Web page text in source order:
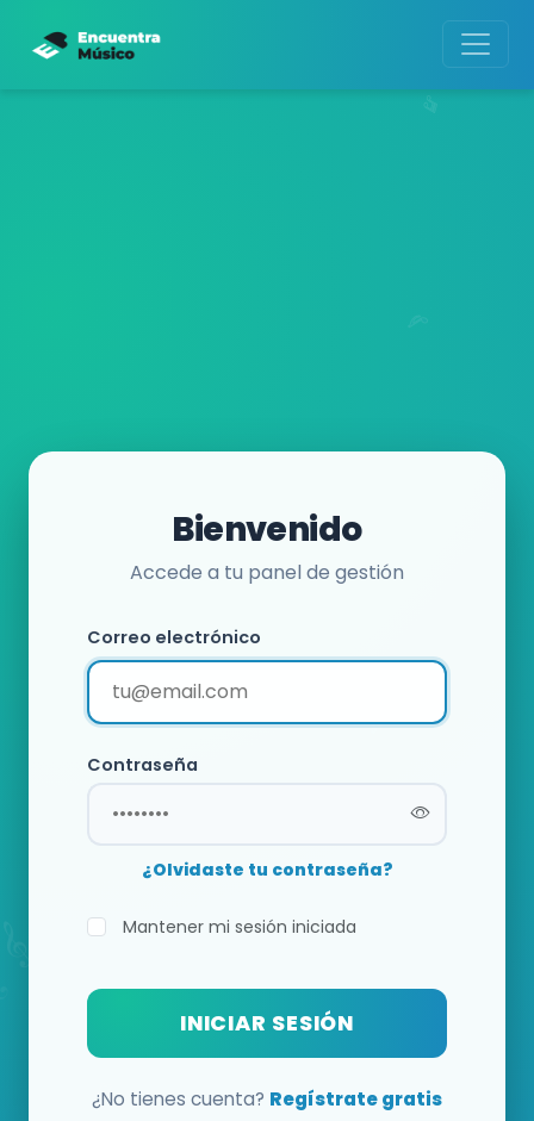
Bienvenido
Accede a tu panel de gestión
Correo electrónico
Contraseña
¿Olvidaste tu contraseña?
Mantener mi sesión iniciada
INICIAR SESIÓN
¿No tienes cuenta? Regístrate gratis